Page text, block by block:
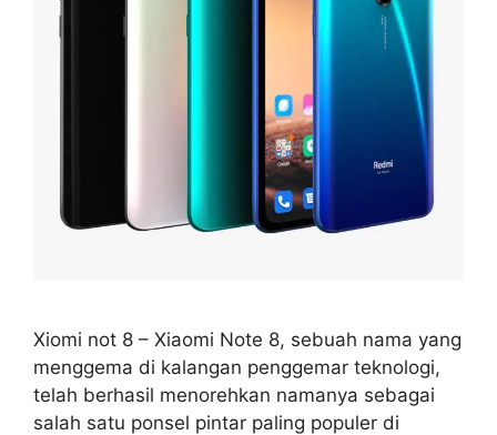
Xiomi not 8 – Xiaomi Note 8, sebuah nama yang
menggema di kalangan penggemar teknologi,
telah berhasil menorehkan namanya sebagai
salah satu ponsel pintar paling populer di